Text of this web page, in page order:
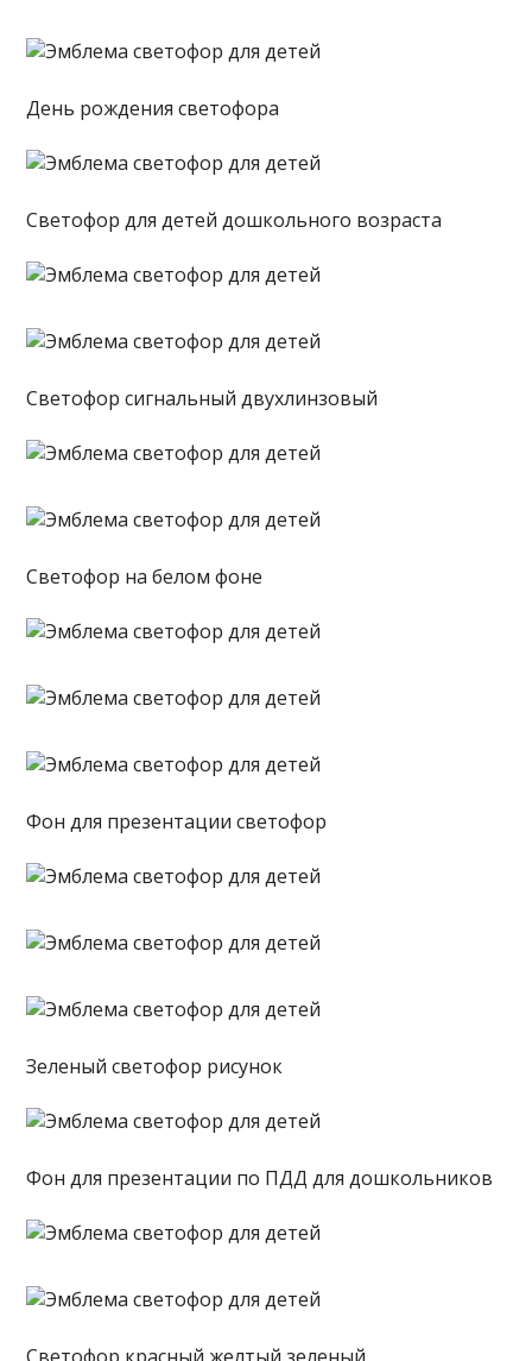
День рождения светофора
Светофор для детей дошкольного возраста
Светофор сигнальный двухлинзовый
Светофор на белом фоне
Фон для презентации светофор
Зеленый светофор рисунок
Фон для презентации по ПДД для дошкольников